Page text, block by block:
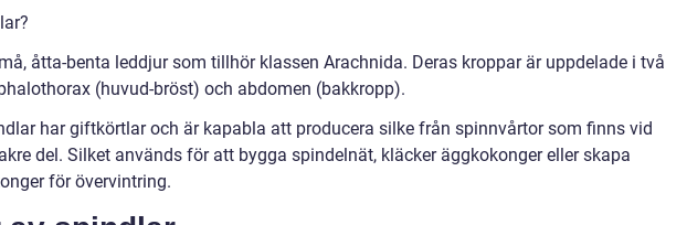
åtta-benta leddjur som tillhör klassen Arachnida. Deras kroppar är uppdelade i två
(huvud-bröst) och abdomen (bakkropp).
har giftkörtlar och är kapabla att producera silke från spinnvårtor som finns vid
del. Silket används för att bygga spindelnät, kläcker äggkokonger eller skapa
för övervintring.